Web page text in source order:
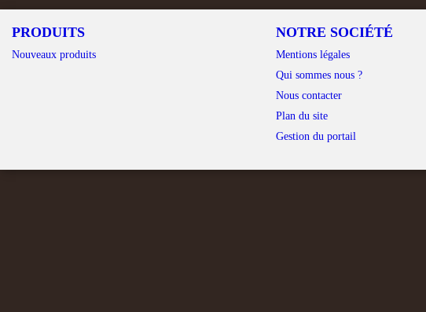
PRODUITS
Nouveaux produits
NOTRE SOCIÉTÉ
Mentions légales
Qui sommes nous ?
Nous contacter
Plan du site
Gestion du portail